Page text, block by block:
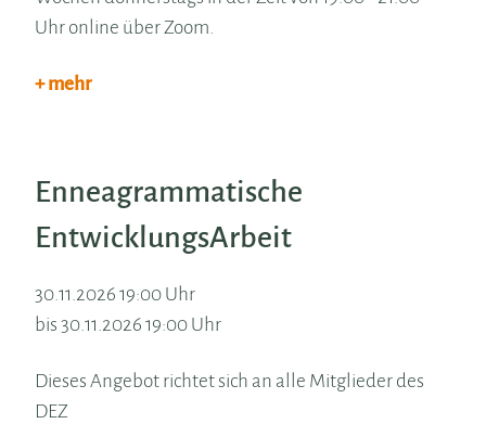
Uhr online über Zoom.
+ mehr
Enneagrammatische
EntwicklungsArbeit
30.11.2026 19:00 Uhr
bis 30.11.2026 19:00 Uhr
Dieses Angebot richtet sich an alle Mitglieder des
DEZ